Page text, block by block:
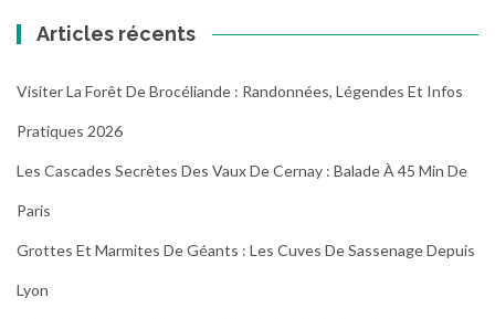
Articles récents
Visiter La Forêt De Brocéliande : Randonnées, Légendes Et Infos
Pratiques 2026
Les Cascades Secrètes Des Vaux De Cernay : Balade À 45 Min De
Paris
Grottes Et Marmites De Géants : Les Cuves De Sassenage Depuis
Lyon